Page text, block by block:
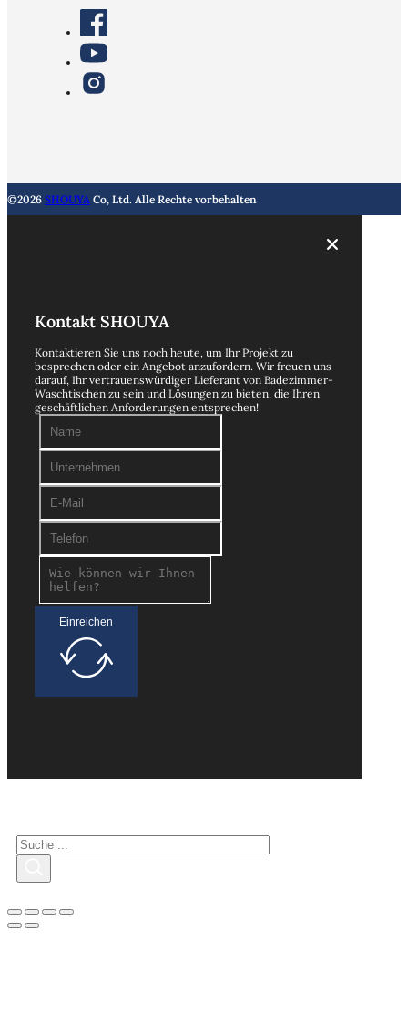
©2026 SHOUYA Co, Ltd. Alle Rechte vorbehalten
Kontakt SHOUYA
Kontaktieren Sie uns noch heute, um Ihr Projekt zu
besprechen oder ein Angebot anzufordern. Wir freuen uns
darauf, Ihr vertrauenswürdiger Lieferant von Badezimmer-
Waschtischen zu sein und Lösungen zu bieten, die Ihren
geschäftlichen Anforderungen entsprechen!
Einreichen
Suchen